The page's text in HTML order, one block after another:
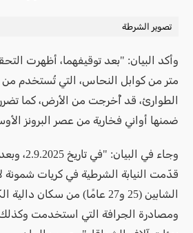
تصوير الشرطة
متر من كوابل النحاس، التي تُستخدم
الطوارئ، قد أُخرجت من الأرض، كما
ضمنها أواني فخارية من عصر البرونز
وجاء في
قدّمت النيابة الشرطية في كريات شمونة
الشابين (25 و27 عامًا) من سكان
ومصادرة الجرافة التي استخدمت وكذلك